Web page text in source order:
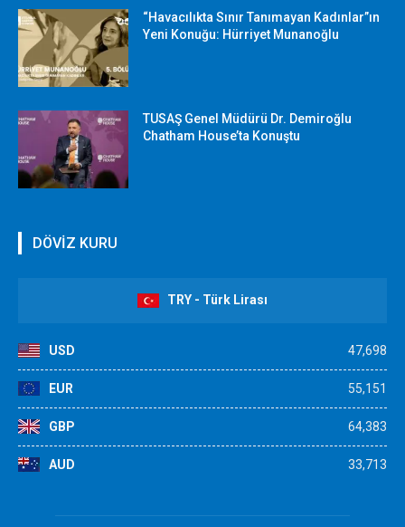
“Havacılıkta Sınır Tanımayan Kadınlar”ın
Yeni Konuğu: Hürriyet Munanoğlu
TUSAŞ Genel Müdürü Dr. Demiroğlu
Chatham House’ta Konuştu
DÖVİZ KURU
TRY - Türk Lirası
USD 47,698
EUR 55,151
GBP 64,383
AUD 33,713